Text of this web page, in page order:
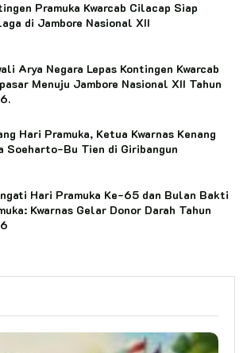
Pramuka Kwarcab Cilacap Siap
di Jambore Nasional XII
Arya Negara Lepas Kontingen Kwarcab
Menuju Jambore Nasional XII Tahun
Hari Pramuka, Ketua Kwarnas Kenang
Soeharto-Bu Tien di Giribangun
Hari Pramuka Ke-65 dan Bulan Bakti
Kwarnas Gelar Donor Darah Tahun